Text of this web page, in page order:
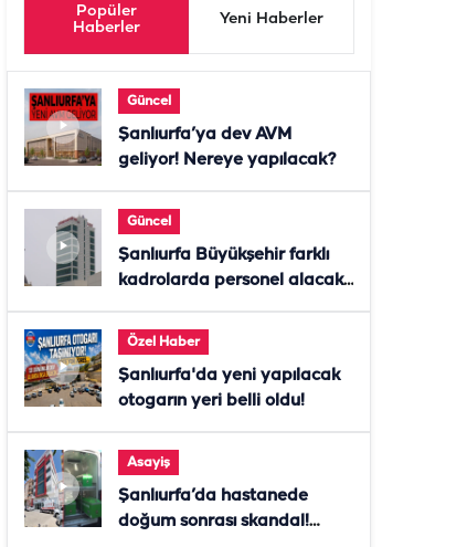
Popüler
Haberler
Yeni Haberler
Güncel
Şanlıurfa’ya dev AVM
geliyor! Nereye yapılacak?
Güncel
Şanlıurfa Büyükşehir farklı
kadrolarda personel alacak!
Özel Haber
Şanlıurfa'da yeni yapılacak
otogarın yeri belli oldu!
Asayiş
Şanlıurfa’da hastanede
doğum sonrası skandal!